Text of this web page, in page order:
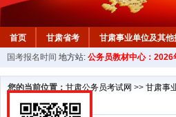
首页 甘肃省考 甘肃事业单位及其他
国考报名时间 地方站: 公务员教材中心：
您的当前位置： 甘肃公务员考试网 >> 甘肃事